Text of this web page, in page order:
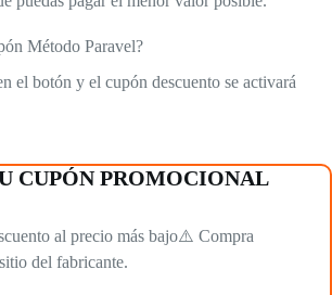
Método Paravel?
el botón y el cupón descuento se activará
CUPÓN PROMOCIONAL
al precio más bajo⚠️ Compra
del fabricante.